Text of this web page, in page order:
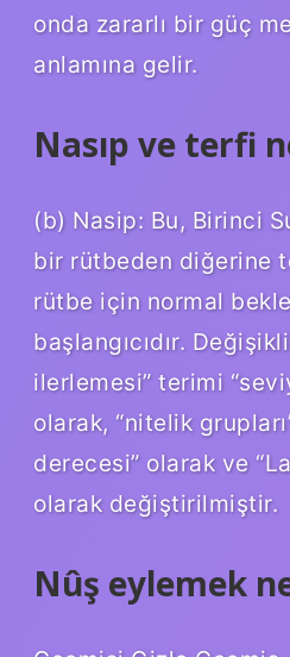
onda zararlı bir güç
anlamına gelir.
Nasıp ve terfi
(b) Nasip: Bu, Birinci
bir rütbeden diğerine
rütbe için normal
başlangıcıdır.
ilerlemesi” terimi
olarak, “nitelik
derecesi” olarak ve
olarak değiştirilmiştir.
Nûş eylemek